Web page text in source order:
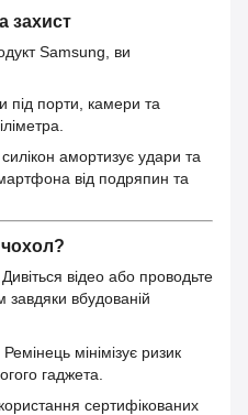
захист
Samsung, ви
під порти, камери та
амортизує удари та
від подряпин та
Дивіться відео або проводьте
завдяки вбудованій
Ремінець мінімізує ризик
гаджета.
сертифікованих